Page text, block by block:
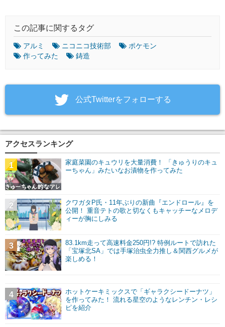
この記事に関するタグ
アルミ ニコニコ技術部
ポケモン
作ってみた
鋳造
‎公式Twitterをフォローする
アクセスランキング
家庭菜園のキュウリを大量消費！ 「きゅうりのキュ
ーちゃん」みたいなお漬物を作ってみた
1
クワガタP氏・11年ぶりの新曲『エンドロール』を
公開！ 重音テトの歌と切なくもキャッチーなメロデ
ィーが胸にしみる
2
83.1km走って高速料金250円!? 特例ルートで訪れた
「宝塚北SA」では手塚治虫全力推し＆関西グルメが
楽しめる！
3
ホットケーキミックスで「ギャラクシードーナツ」
を作ってみた！ 流れる星空のようなレンチン・レシ
ピを紹介
4